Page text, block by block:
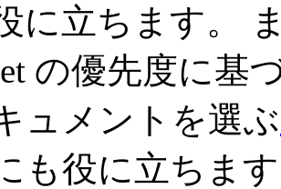
に立ちます。
の優先度に基
ュメントを選ぶ
も役に立ちま